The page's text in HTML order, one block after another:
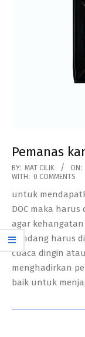
Pemanas
2018-
02-
06
BY: MAT CILIK ON:
WITH: 0 COMMENTS
untuk
DOC maka
agar kehangatan
kandang harus
cuaca dingin
menghadirkan
baik untuk